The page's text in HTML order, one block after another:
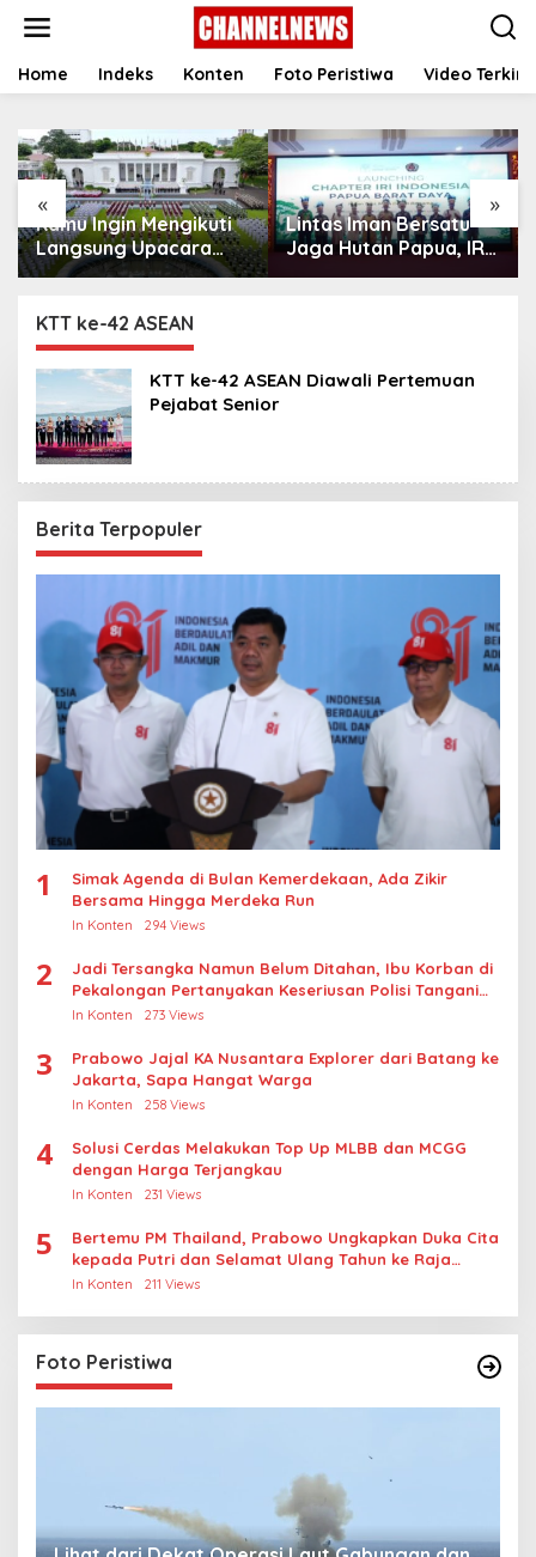
t
Home Indeks Konten Foto Peristiwa Video Terkini
« »
Kamu Ingin Mengikuti
Langsung Upacara
HUT Ke-81
Istana? Ini Link
Pendaftaran Resminya
di Sini
Lintas Iman Bersatu
Jaga Hutan Papua, IRI
Indonesia Resmikan
KTT ke-42 ASEAN
KTT ke-42 ASEAN Diawali Pertemuan
Pejabat Senior
Berita Terpopuler
1
Simak Agenda di Bulan Kemerdekaan, Ada Zikir
Bersama Hingga Merdeka Run
In Konten 294 Views
2
Jadi Tersangka Namun Belum Ditahan, Ibu Korban di
Pekalongan Pertanyakan Keseriusan Polisi Tangani
Kasus Rudapksa Sampai Anaknya Hamil
In Konten 273 Views
3
Prabowo Jajal KA Nusantara Explorer dari Batang ke
Jakarta, Sapa Hangat Warga
In Konten 258 Views
4
Solusi Cerdas Melakukan Top Up MLBB dan MCGG
dengan Harga Terjangkau
In Konten 231 Views
5
Bertemu PM Thailand, Prabowo Ungkapkan Duka Cita
kepada Putri dan Selamat Ulang Tahun ke Raja
Thailand
In Konten 211 Views
Foto Peristiwa